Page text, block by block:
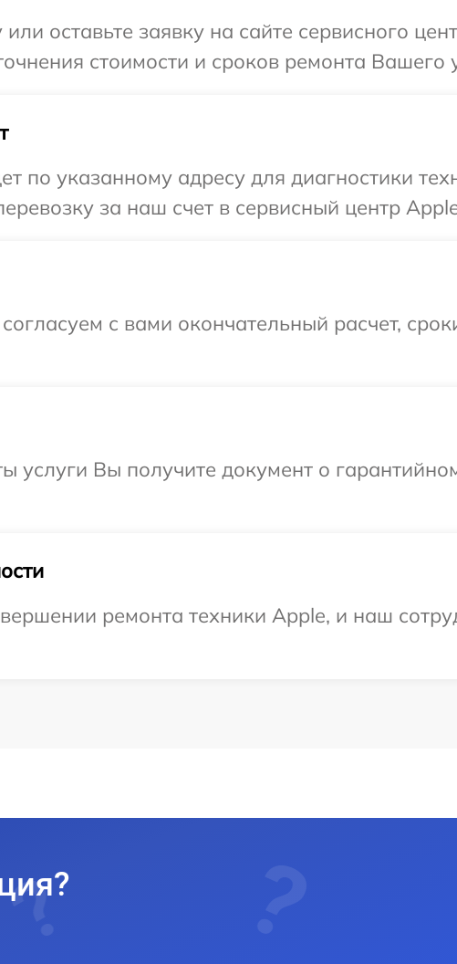
оставьте заявку на сайте сервисного
стоимости и сроков ремонта Вашего
по указанному адресу для диагностики
за наш счет в сервисный центр
с вами окончательный расчет,
услуги Вы получите документ о
ремонта техники Apple, и наш